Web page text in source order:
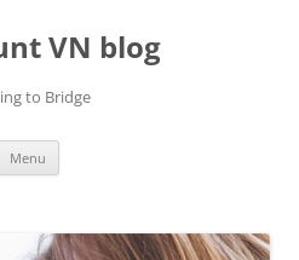
VN blog
to Bridge
Menu